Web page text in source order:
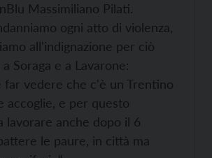
Massimiliano Pilati.
ogni atto di violenza,
all'indignazione per ciò
Soraga e a Lavarone:
far vedere che c'è un Trentino
accoglie, e per questo
lavorare anche dopo il 6
le paure, in città ma